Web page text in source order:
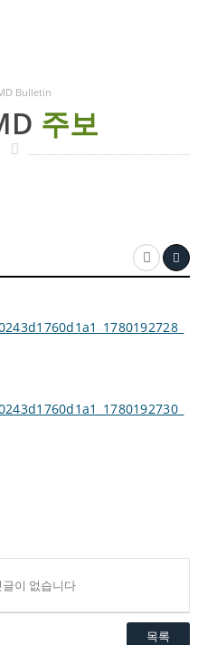
Bulletin
주보
이 없습니다
목록